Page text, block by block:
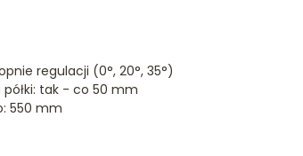
regulacji (0°, 20°, 35°)
półki: tak - co 50 mm
550 mm